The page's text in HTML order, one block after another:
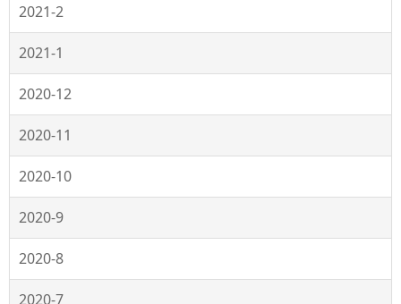
2021-2
2021-1
2020-12
2020-11
2020-10
2020-9
2020-8
2020-7